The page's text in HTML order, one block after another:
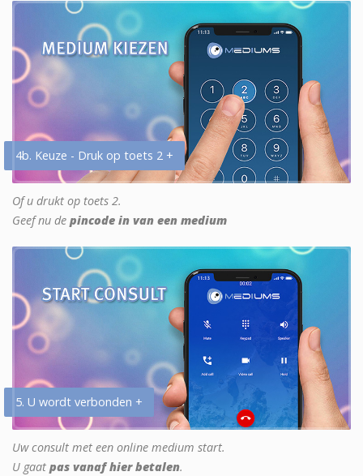
4b. Keuze - Druk op toets 2 +
Of u drukt op toets 2.
Geef nu de pincode in van een medium
5. U wordt verbonden +
Uw consult met een online medium start.
U gaat pas vanaf hier betalen.